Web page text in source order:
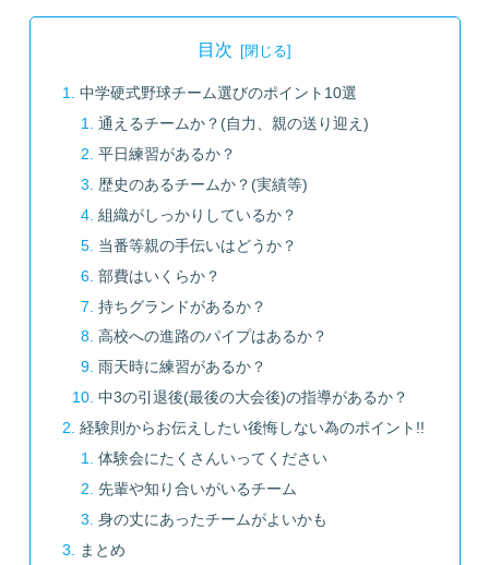
目次
中学硬式野球チーム選びのポイント10選
通えるチームか？(自力、親の送り迎え)
平日練習があるか？
歴史のあるチームか？(実績等)
組織がしっかりしているか？
当番等親の手伝いはどうか？
部費はいくらか？
持ちグランドがあるか？
高校への進路のパイプはあるか？
雨天時に練習があるか？
中3の引退後(最後の大会後)の指導があるか？
経験則からお伝えしたい後悔しない為のポイント!!
体験会にたくさんいってください
先輩や知り合いがいるチーム
身の丈にあったチームがよいかも
まとめ